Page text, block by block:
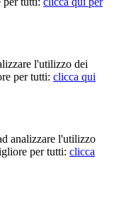
l'utilizzo dei
per tutti: clicca qui
analizzare l'utilizzo
per tutti: clicca